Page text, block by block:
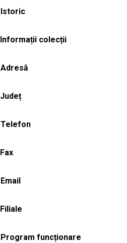
Istoric
Informații colecții
Adresă
Județ
Telefon
Fax
Email
Filiale
Program funcționare